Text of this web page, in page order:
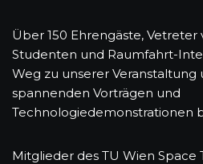
Über 150 Ehrengäste,
Studenten und Raumfahrt-
Weg zu unserer Veranstaltung
spannenden Vorträgen und
Technologiedemonstrationen
Mitglieder des TU Wien Space